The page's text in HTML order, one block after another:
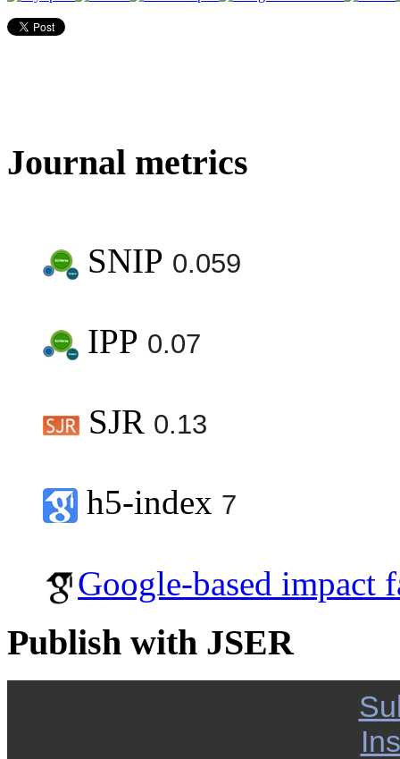
Journal metrics
SNIP 0.059
IPP 0.07
SJR 0.13
h5-index 7
Google-based impact
Publish with JSER